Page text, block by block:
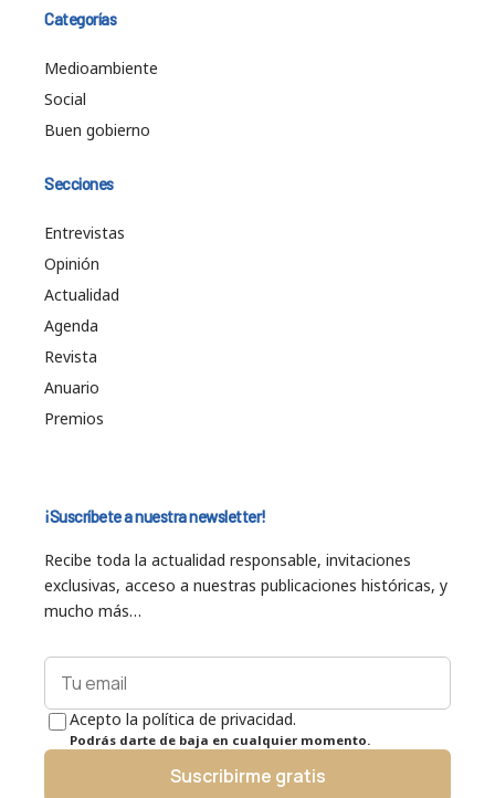
Categorías
Medioambiente
Social
Buen gobierno
Secciones
Entrevistas
Opinión
Actualidad
Agenda
Revista
Anuario
Premios
¡Suscríbete a nuestra newsletter!
Recibe toda la actualidad responsable, invitaciones
exclusivas, acceso a nuestras publicaciones históricas, y
mucho más…
Acepto la política de privacidad.
Podrás darte de baja en cualquier momento.
Suscribirme gratis